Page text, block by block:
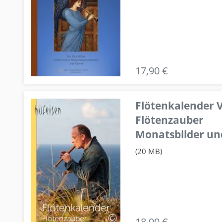
17,90 €
Flötenkalender
Flötenzauber
Monatsbilder
(20 MB)